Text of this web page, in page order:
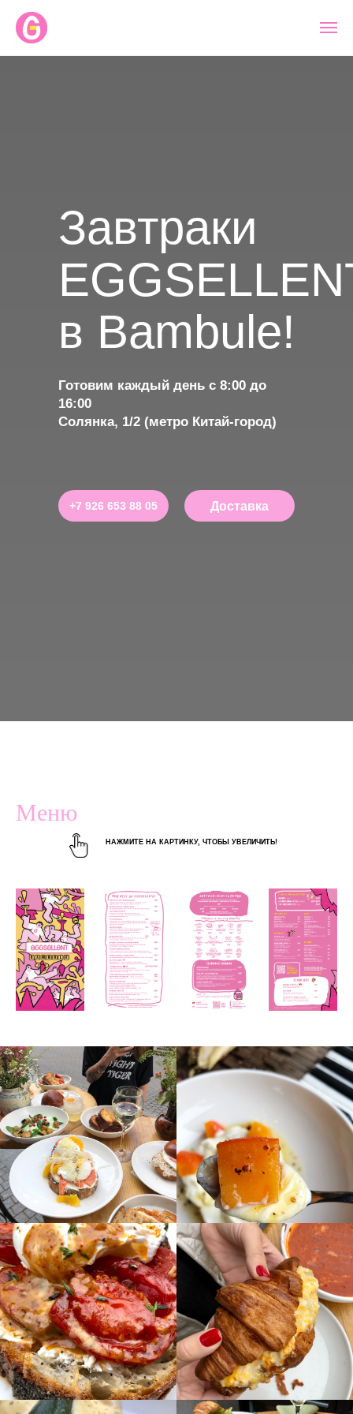
Завтраки
в Bambule!
+7 926 653 88 05 Доставка
Готовим каждый день с 8:00 до
16:00
Солянка, 1/2 (метро Китай-город)
Меню
НАЖМИТЕ НА КАРТИНКУ, ЧТОБЫ УВЕЛИЧИТЬ!